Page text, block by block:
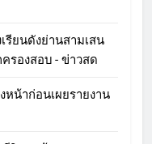
รียนดังย่านสามเสน
รองสอบ - ข่าวสด
หน้าก่อนเผยรายงาน